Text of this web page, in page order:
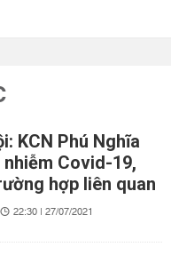
KCN Phú Nghĩa
nhiễm Covid-19,
hợp liên quan
22:30 | 27/07/2021